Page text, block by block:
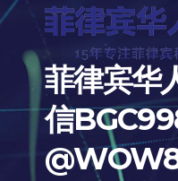
菲律宾华
信